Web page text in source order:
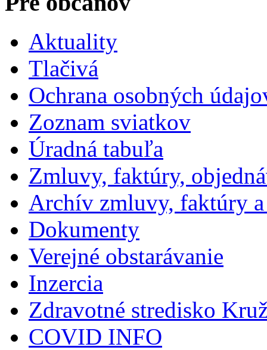
Aktuality
Tlačivá
Ochrana osobných
Zoznam sviatkov
Úradná tabuľa
Zmluvy, faktúry,
Archív zmluvy, faktúry
Dokumenty
Verejné obstarávanie
Inzercia
Zdravotné stredisko
COVID INFO